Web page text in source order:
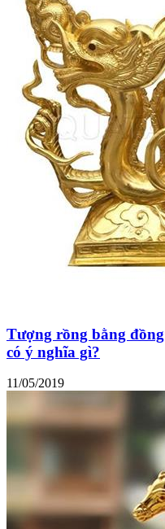
Tượng rồng bằng
có ý nghĩa gì?
11/05/2019